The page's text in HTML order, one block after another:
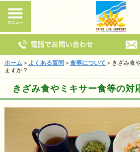
ホーム＞ よくある質問 ＞ 食事について ＞きざみ食
ますか？
きざみ食やミキサー食等の対